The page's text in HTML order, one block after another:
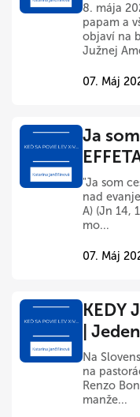
8. mája
papam a
objaví na
Južnej
07. Máj
Ja
"Ja som
nad
A) (Jn 14,
mo...
07. Máj
KEDY
|
Na
na
Renzo
manže...